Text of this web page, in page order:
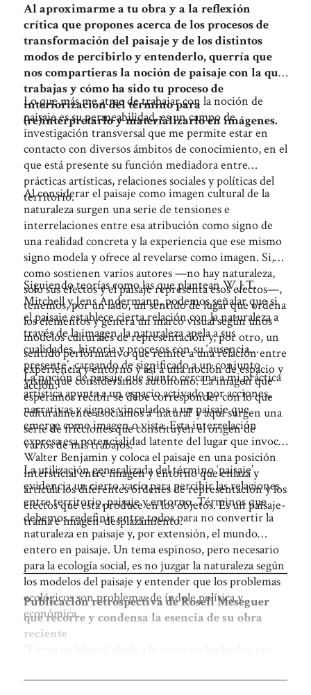
Al aproximarme a tu obra y a la reflexión
crítica que propones acerca de los procesos de
transformación del paisaje y de los distintos
modos de percibirlo y entenderlo, querría que
nos compartieras la noción de paisaje con la que
trabajas y cómo ha sido tu proceso de
interiorización del término para
(re)interpretarlo y materializarlo en imágenes.
Lo que más me atrae de trabajar con la noción de
paisaje es su permeabilidad, es un campo de
investigación transversal que me permite estar en
contacto con diversos ámbitos de conocimiento, en el
que está presente su función mediadora entre
prácticas artísticas, relaciones sociales y políticas del
territorio.
Al considerar el paisaje como imagen cultural de la
naturaleza surgen una serie de tensiones e
interrelaciones entre esa atribución como signo de
una realidad concreta y la experiencia que ese mismo
signo modela y ofrece al revelarse como imagen. Si,
como sostienen varios autores —no hay naturaleza,
solo sus efectos y el paisaje representa esos efectos—,
tenemos, por un lado, un sentido de lugar que ordena
los elementos y genera un marco visual según unos
modelos culturales de representación y, por otro, un
sentido performativo que remite a una relación entre
experiencia y entorno y así a una noción de espacio y
acción.
Siguiendo teorías como las que plantean W.J.T.
Mitchell y Jens Andermann, podemos señalar que si
el paisaje establece cierta relación con la naturaleza a
través de la imagen, la naturaleza apela a sus
cualidades, historia y procesos con su ‘ausencia
presente’, cargando de significado a un conjunto
visual que consideramos autónomo. La imagen que
esperamos recibir se debe corresponder con lo que
culturalmente asociamos a ‘natural’ y aquí surgen una
serie de fricciones que constituyen el origen de
varios de mis trabajos.
La noción de paisaje que siento cercana a mi práctica
artística apunta a un espacio activado por acciones,
narrativas y signos vinculados a un paisaje que
emerge como imagen o vista. Esta interrelación
expresa esa potencialidad latente del lugar que invoca
Walter Benjamin y coloca el paisaje en una posición
intersticial entre imagen y entorno que enlaza y
articula los diferentes órdenes de representación y los
efectos que esta produce en los objetos. Es un paisaje-
trama e imagen-desplazamiento.
La utilización generalizada del término ‘paisaje’
evidencia un cierto vacío para percibir las relaciones
entre territorio, paisaje y entorno. Términos que
debemos redefinir entre todos para no convertir la
naturaleza en paisaje y, por extensión, el mundo
entero en paisaje. Un tema espinoso, pero necesario
para la ecología social, es no juzgar la naturaleza según
los modelos del paisaje y entender que los problemas
ecológicos son problemas de índole política y
económica.
Publicación retrospectiva de Rosell Meseguer
que recorre y condensa la esencia de su obra
reciente